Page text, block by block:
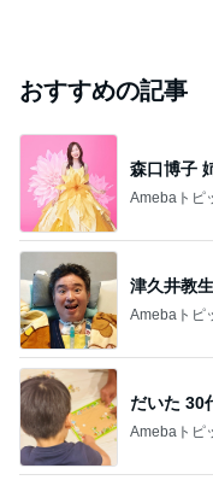
おすすめの記事
森口博子
Amebaトピ
津久井教
Amebaトピ
だいた 30
Amebaトピ